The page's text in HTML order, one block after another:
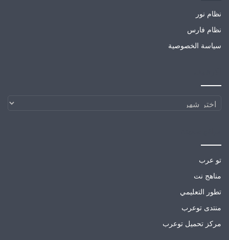
نظام نور
نظام فارس
سياسة الخصوصية
الارشيف
تو عرب
مناهج نت
تطور التعليمي
منتدى توعرب
مركز تحميل توعرب